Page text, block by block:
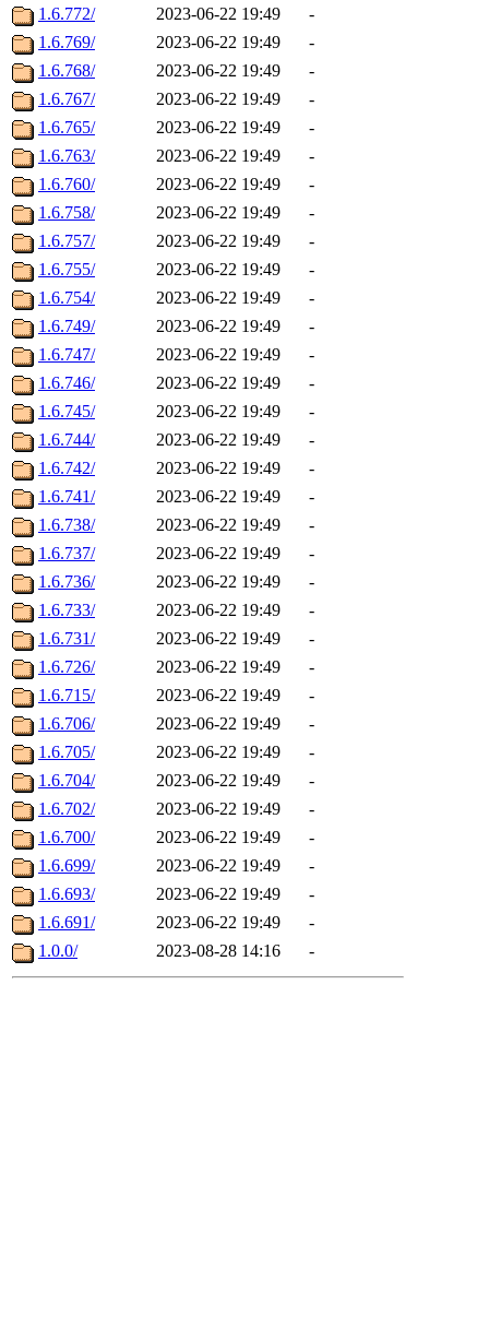
1.6.772/
2023-06-22 19:49
-
1.6.769/
2023-06-22 19:49
-
1.6.768/
2023-06-22 19:49
-
1.6.767/
2023-06-22 19:49
-
1.6.765/
2023-06-22 19:49
-
1.6.763/
2023-06-22 19:49
-
1.6.760/
2023-06-22 19:49
-
1.6.758/
2023-06-22 19:49
-
1.6.757/
2023-06-22 19:49
-
1.6.755/
2023-06-22 19:49
-
1.6.754/
2023-06-22 19:49
-
1.6.749/
2023-06-22 19:49
-
1.6.747/
2023-06-22 19:49
-
1.6.746/
2023-06-22 19:49
-
1.6.745/
2023-06-22 19:49
-
1.6.744/
2023-06-22 19:49
-
1.6.742/
2023-06-22 19:49
-
1.6.741/
2023-06-22 19:49
-
1.6.738/
2023-06-22 19:49
-
1.6.737/
2023-06-22 19:49
-
1.6.736/
2023-06-22 19:49
-
1.6.733/
2023-06-22 19:49
-
1.6.731/
2023-06-22 19:49
-
1.6.726/
2023-06-22 19:49
-
1.6.715/
2023-06-22 19:49
-
1.6.706/
2023-06-22 19:49
-
1.6.705/
2023-06-22 19:49
-
1.6.704/
2023-06-22 19:49
-
1.6.702/
2023-06-22 19:49
-
1.6.700/
2023-06-22 19:49
-
1.6.699/
2023-06-22 19:49
-
1.6.693/
2023-06-22 19:49
-
1.6.691/
2023-06-22 19:49
-
1.0.0/
2023-08-28 14:16 -